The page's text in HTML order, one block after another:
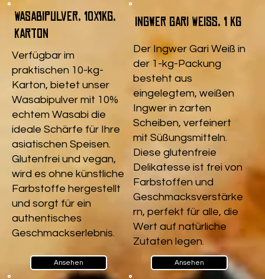
Wasabipulver, 10x1kg,
Karton
Verfügbar im
praktischen 10-kg-
Karton, bietet unser
Wasabipulver mit 10%
echtem Wasabi die
ideale Schärfe für Ihre
asiatischen Speisen.
Glutenfrei und vegan,
wird es ohne künstliche
Farbstoffe hergestellt
und sorgt für ein
authentisches
Geschmackserlebnis.
Ansehen
Ingwer Gari Weiß, 1 kg
Der Ingwer Gari Weiß in
der 1-kg-Packung
besteht aus
eingelegtem, weißen
Ingwer in zarten
Scheiben, verfeinert
mit Süßungsmitteln.
Diese glutenfreie
Delikatesse ist frei von
Farbstoffen und
Geschmacksverstärke
rn, perfekt für alle, die
Wert auf natürliche
Zutaten legen.
Ansehen